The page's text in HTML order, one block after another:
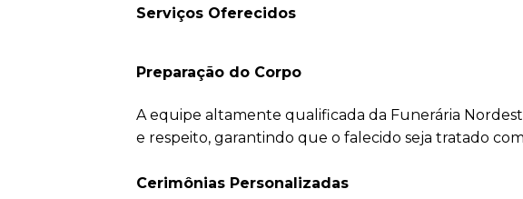
Serviços Oferecidos
Preparação do Corpo
A equipe altamente qualificada da Funerária
e respeito, garantindo que o falecido seja tratado
Cerimônias Personalizadas